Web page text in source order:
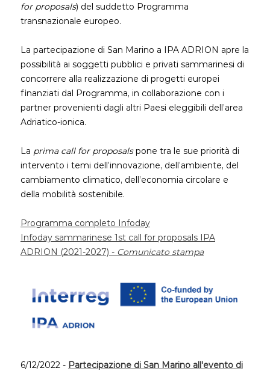
for proposals) del suddetto Programma
transnazionale europeo.
La partecipazione di San Marino a IPA ADRION apre la
possibilità ai soggetti pubblici e privati sammarinesi di
concorrere alla realizzazione di progetti europei
finanziati dal Programma, in collaborazione con i
partner provenienti dagli altri Paesi eleggibili dell’area
Adriatico-ionica.
La prima call for proposalspone tra le sue priorità di
intervento i temi dell’innovazione, dell’ambiente, del
cambiamento climatico, dell’economia circolare e
della mobilità sostenibile.
Programma completo Infoday
Infoday sammarinese 1st call for proposals IPA
ADRION (2021-2027) - Comunicato stampa
6/12/2022 - Partecipazione di San Marino all'evento di